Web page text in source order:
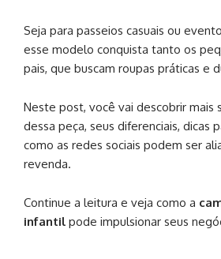
Seja para passeios casuais ou
esse modelo conquista tanto os
pais, que buscam roupas práticas e
Neste post, você vai descobrir mais
dessa peça, seus diferenciais, dicas
como as redes sociais podem ser
revenda.
Continue a leitura e veja como a
infantil pode impulsionar seus